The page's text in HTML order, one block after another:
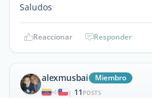
Saludos
Reaccionar Responder
alexmusbai Miembro
| 11 POSTS